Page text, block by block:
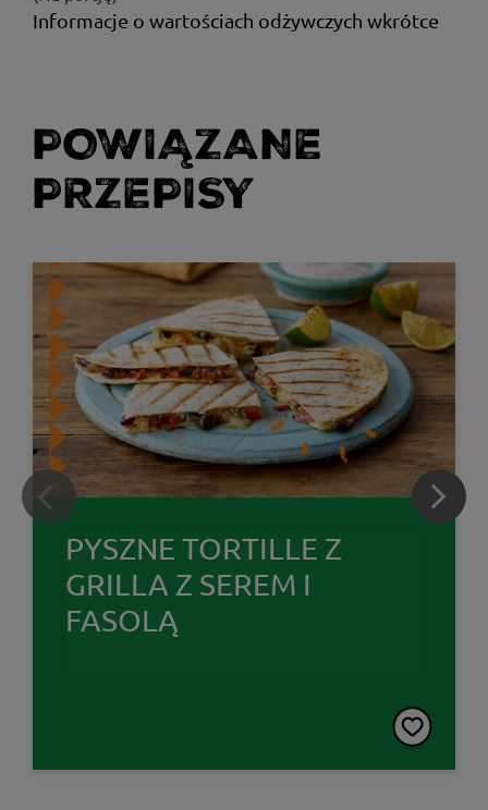
Informacje o wartościach odżywczych wkrótce
POWIĄZANE
PRZEPISY
PYSZNE TORTILLE Z
GRILLA Z SEREM I
FASOLĄ